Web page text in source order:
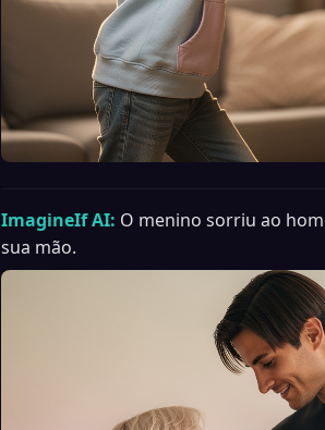
ImagineIf AI: O menino sorriu ao
sua mão.